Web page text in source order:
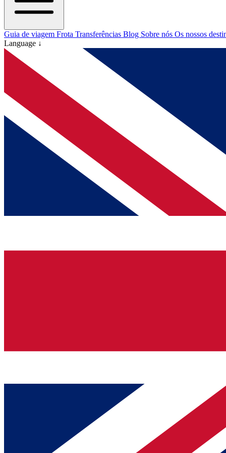
Guia de viagem Frota Transferências Blog Sobre nós Os nossos
Language ↓